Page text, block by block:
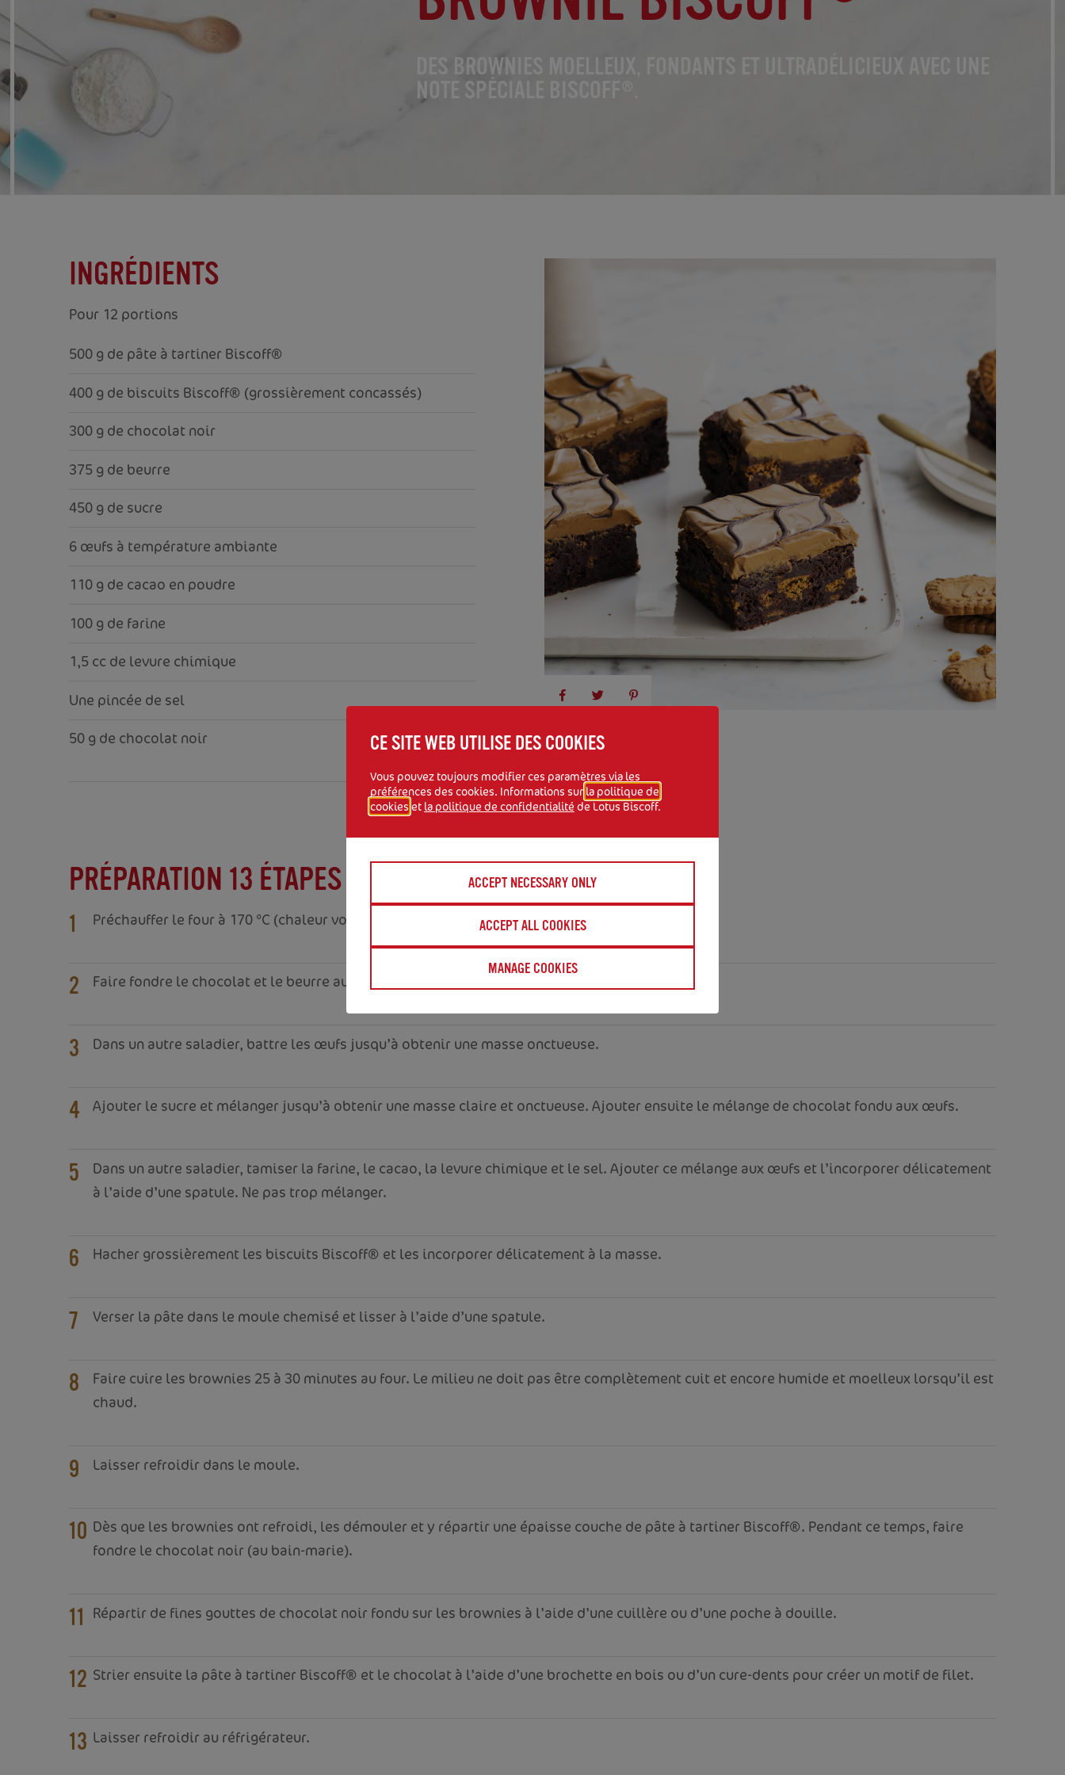
DES BROWNIES MOELLEUX, FONDANTS ET ULTRADÉLICIEUX AVEC UNE
NOTE SPÉCIALE BISCOFF®.
INGRÉDIENTS
Pour 12 portions
500 g de pâte à tartiner Biscoff®
400 g de biscuits Biscoff® (grossièrement concassés)
300 g de chocolat noir
375 g de beurre
450 g de sucre
6 œufs à température ambiante
110 g de cacao en poudre
100 g de farine
1,5 cc de levure chimique
Une pincée de sel
50 g de chocolat noir
PRÉPARATION 13 ÉTAPES
1 Préchauffer le four à 170 °C (chaleur voûte et sole) et chemiser un moule de papier sulfurisé.
2 Faire fondre le chocolat et le beurre au bain-marie.
3 Dans un autre saladier, battre les œufs jusqu’à obtenir une masse onctueuse.
4 Ajouter le sucre et mélanger jusqu’à obtenir une masse claire et onctueuse. Ajouter ensuite le mélange de chocolat fondu aux œufs.
5
Dans un autre saladier, tamiser la farine, le cacao, la levure chimique et le sel. Ajouter ce mélange aux œufs et l’incorporer délicatement
à l’aide d’une spatule. Ne pas trop mélanger.
6 Hacher grossièrement les biscuits Biscoff® et les incorporer délicatement à la masse.
7 Verser la pâte dans le moule chemisé et lisser à l’aide d’une spatule.
8
Faire cuire les brownies 25 à 30 minutes au four. Le milieu ne doit pas être complètement cuit et encore humide et moelleux lorsqu’il est
chaud.
9 Laisser refroidir dans le moule.
10 Dès que les brownies ont refroidi, les démouler et y répartir une épaisse couche de pâte à tartiner Biscoff®. Pendant ce temps, faire
fondre le chocolat noir (au bain-marie).
11 Répartir de fines gouttes de chocolat noir fondu sur les brownies à l’aide d’une cuillère ou d’une poche à douille.
12 Strier ensuite la pâte à tartiner Biscoff® et le chocolat à l’aide d’une brochette en bois ou d’un cure-dents pour créer un motif de filet.
13 Laisser refroidir au réfrigérateur.
CE SITE WEB UTILISE DES COOKIES
Vous pouvez toujours modifier ces paramètres via les
préférences des cookies. Informations sur la politique de
cookies et la politique de confidentialité de Lotus Biscoff.
ACCEPT NECESSARY ONLY
ACCEPT ALL COOKIES
MANAGE COOKIES